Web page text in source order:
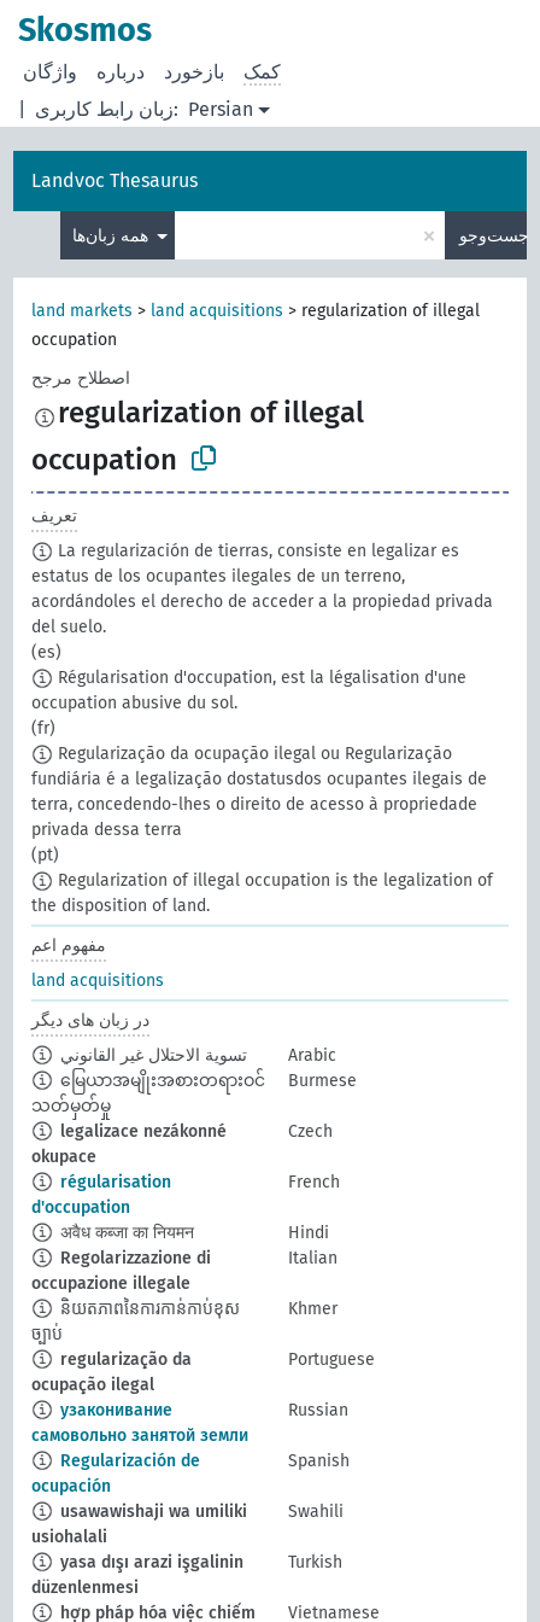
Skosmos
زبان رابط کاربری: Persian
درباره بازخورد کمک
Landvoc Thesaurus
همه زبان‌ها × جست‌وجو
land markets > land acquisitions > regularization of illegal
occupation
اصطلاح مرجح
regularization of illegal
occupation
تعریف
La regularización de tierras, consiste en legalizar es
estatus de los ocupantes ilegales de un terreno,
acordándoles el derecho de acceder a la propiedad privada
del suelo.
(es)
Régularisation d'occupation, est la légalisation d'une
occupation abusive du sol.
(fr)
Regularização da ocupação ilegal ou Regularização
fundiária é a legalização dostatusdos ocupantes ilegais de
terra, concedendo-lhes o direito de acesso à propriedade
privada dessa terra
(pt)
Regularization of illegal occupation is the legalization of
the disposition of land.
مفهوم اعم
land acquisitions
در زبان های دیگر
تسوية الاحتلال غير القانوني
Arabic
မြေယာအမျိုးအစားတရားဝင်
သတ်မှတ်မှု
Burmese
legalizace nezákonné
okupace
Czech
régularisation
d'occupation
French
अवैध कब्जा का नियमन
Hindi
Regolarizzazione di
occupazione illegale
Italian
និយតភាពនៃការកាន់កាប់ខុស
ច្បាប់
Khmer
regularização da
ocupação ilegal
Portuguese
узаконивание
самовольно занятой земли
Russian
Regularización de
ocupación
Spanish
usawawishaji wa umiliki
usiohalali
Swahili
yasa dışı arazi işgalinin
düzenlenmesi
Turkish
hợp pháp hóa việc chiếm Vietnamese